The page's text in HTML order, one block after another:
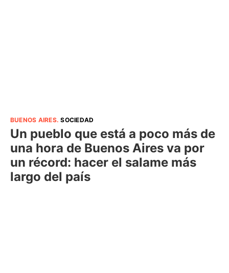
BUENOS AIRES.SOCIEDAD
Un pueblo que está a poco más de
una hora de Buenos Aires va por
un récord: hacer el salame más
largo del país